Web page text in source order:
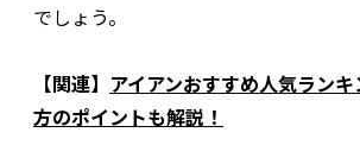
でしょう。
【関連】 アイアンおすすめ人気ラン
方のポイントも解説！